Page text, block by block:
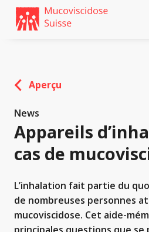
Weiter
zum
skip
Aperçu
News
Appareils
cas de
L’inhalation fait partie du
de nombreuses personnes
mucoviscidose. Cet aide-